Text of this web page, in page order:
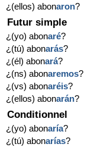
¿(ellos) abonaron?
Futur simple
¿(yo) abonaré?
¿(tú) abonarás?
¿(él) abonará?
¿(ns) abonaremos?
¿(vs) abonaréis?
¿(ellos) abonarán?
Conditionnel
¿(yo) abonaría?
¿(tú) abonarías?